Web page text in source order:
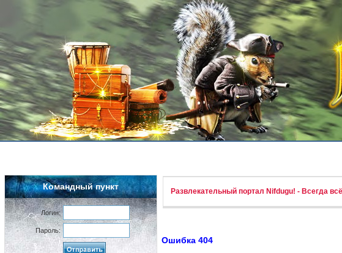
Командный пункт
Логин:
Пароль:
Развлекательный портал Nifdugu! - Всегда
Ошибка 404